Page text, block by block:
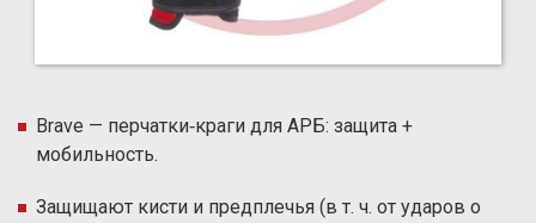
Brave — перчатки‑краги для АРБ: защита +
мобильность.
Защищают кисти и предплечья (в т. ч. от ударов о